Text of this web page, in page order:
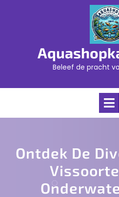
Beleef de pracht
Ontdek De